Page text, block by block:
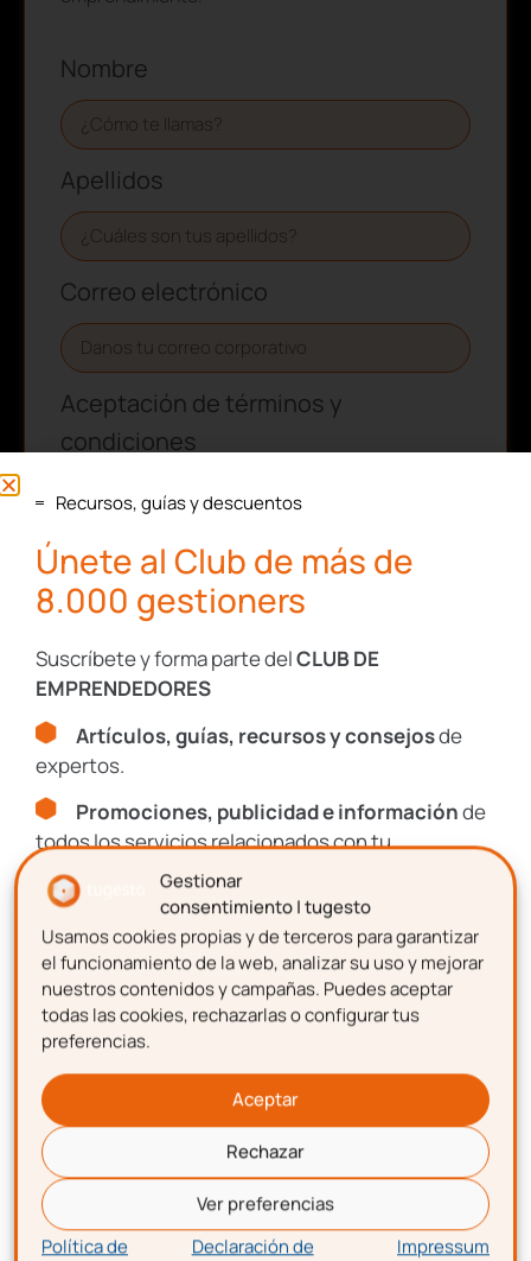
Gestionar
consentimiento | tugesto
Usamos cookies propias y de terceros para garantizar
el funcionamiento de la web, analizar su uso y mejorar
nuestros contenidos y campañas. Puedes aceptar
todas las cookies, rechazarlas o configurar tus
preferencias.
Aceptar
Rechazar
Ver preferencias
Política de
Declaración de
Impressum
Nombre
Apellidos
Correo electrónico
Aceptación de términos y
condiciones
Privacidad de tugesto.
Consulta nuestra Política de Privacidad
yAviso Legal.
Privacidady losTérminos de Serviciode Google.
SUSCRIBIRME
Descarga gratis
plantilla para hacer una
nómina
Recursos, guías y descuentos
Únete al Club de más de
8.000 gestioners
Suscríbete y forma parte delCLUB DE
EMPRENDEDORES
Artículos, guías, recursos y consejosde
expertos.
Promociones, publicidad e informaciónde
todos los servicios relacionados con tu
emprendimiento.
Nombre
Apellidos
Correo electrónico